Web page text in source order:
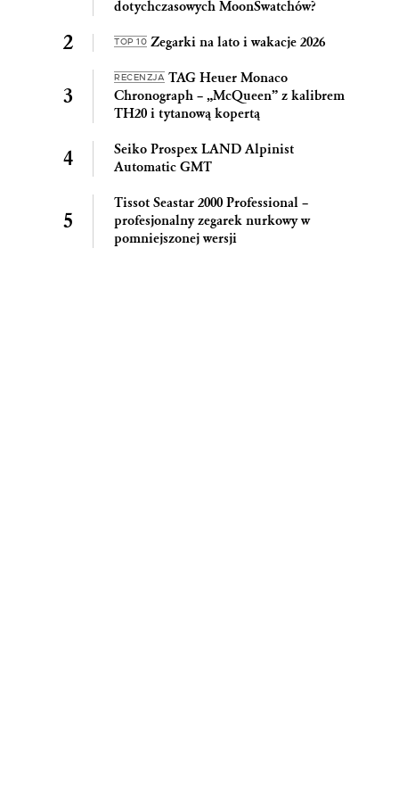
dotychczasowych MoonSwatchów?
TOP 10 Zegarki na lato i wakacje 2026
RECENZJA TAG Heuer Monaco
Chronograph – „McQueen” z kalibrem
TH20 i tytanową kopertą
Seiko Prospex LAND Alpinist
Automatic GMT
Tissot Seastar 2000 Professional –
profesjonalny zegarek nurkowy w
pomniejszonej wersji